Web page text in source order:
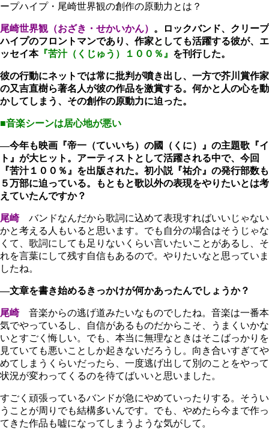
ープハイプ・尾崎世界観の創作の原動力とは？
尾崎世界観（おざき・せかいかん） 。ロックバンド、クリープ
ハイプのフロントマンであり、作家としても活躍する彼が、エ
ッセイ本『苦汁（くじゅう）１００％』 を刊行した。
彼の行動にネットでは常に批判が噴き出し、一方で芥川賞作家
の又吉直樹ら著名人が彼の作品を激賞する。何かと人の心を動
かしてしまう、その創作の原動力に迫った。
■音楽シーンは居心地が悪い
―今年も映画『帝一（ていいち）の國（くに）』の主題歌『イ
ト』が大ヒット。アーティストとして活躍される中で、今回
『苦汁１００％』を出版された。初小説『祐介』の発行部数も
５万部に迫っている。もともと歌以外の表現をやりたいとは考
えていたんですか？
尾崎バンドなんだから歌詞に込めて表現すればいいじゃない
かと考える人もいると思います。でも自分の場合はそうじゃな
くて、歌詞にしても足りないくらい言いたいことがあるし、そ
れを言葉にして残す自信もあるので。やりたいなと思っていま
したね。
―文章を書き始めるきっかけが何かあったんでしょうか？
尾崎音楽からの逃げ道みたいなものでしたね。音楽は一番本
気でやっているし、自信があるものだからこそ、うまくいかな
いとすごく悔しい。でも、本当に無理なときはそこばっかりを
見ていても悪いことしか起きないだろうし。向き合いすぎてや
めてしまうくらいだったら、一度逃げ出して別のことをやって
状況が変わってくるのを待てばいいと思いました。
すごく頑張っているバンドが急にやめていったりする。そうい
うことが周りでも結構多いんです。でも、やめたら今まで作っ
てきた作品も嘘になってしまうような気がして。